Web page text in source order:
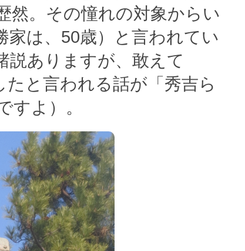
然。その憧れの対象からい
家は、50歳）と言われてい
説ありますが、敢えて
たと言われる話が「秀吉ら
すよ）。